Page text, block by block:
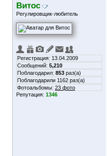
Витос
Регулировщик-любитель
Регистрация: 13.04.2009
Сообщений: 5,210
Поблагодарил: 853 раз(а)
Поблагодарили 1162 раз(а)
Фотоальбомы: 23 фото
Репутация: 1346